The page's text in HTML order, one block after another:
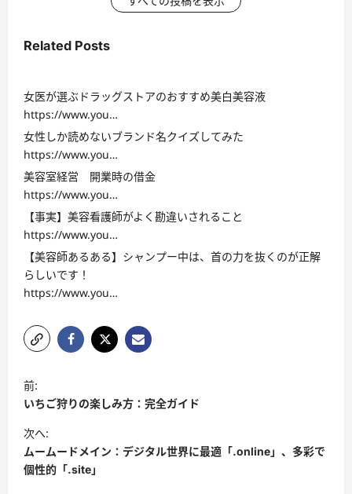
Related Posts
女医が選ぶドラッグストアのおすすめ美白美容液
https://www.you…
女性しか読めないブランド名クイズしてみた
https://www.you…
美容室経営 開業時の借金
https://www.you…
【事実】美容看護師がよく勘違いされること
https://www.you…
【美容師あるある】シャンプー中は、首の力を抜くのが正解
らしいです！
https://www.you…
投
稿
ナ
ビ
ゲ
前:
いちご狩りの楽しみ方：完全ガイド
次へ:
ムームードメイン：デジタル世界に最適「.online」、多彩で
個性的「.site」